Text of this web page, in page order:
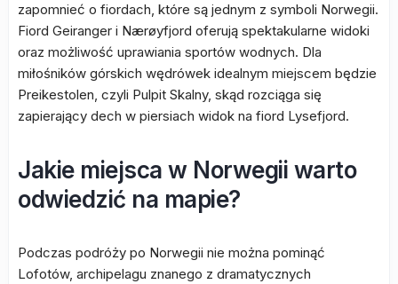
zapomnieć o fiordach, które są jednym z symboli Norwegii.
Fiord Geiranger i Nærøyfjord oferują spektakularne widoki
oraz możliwość uprawiania sportów wodnych. Dla
miłośników górskich wędrówek idealnym miejscem będzie
Preikestolen, czyli Pulpit Skalny, skąd rozciąga się
zapierający dech w piersiach widok na fiord Lysefjord.
Jakie miejsca w Norwegii warto
odwiedzić na mapie?
Podczas podróży po Norwegii nie można pominąć
Lofotów, archipelagu znanego z dramatycznych